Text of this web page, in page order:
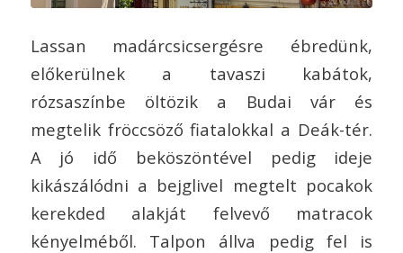
Lassan madárcsicsergésre ébredünk,
előkerülnek a tavaszi kabátok,
rózsaszínbe öltözik a Budai vár és
megtelik fröccsöző fiatalokkal a Deák-tér.
A jó idő beköszöntével pedig ideje
kikászálódni a bejglivel megtelt pocakok
kerekded alakját felvevő matracok
kényelméből. Talpon állva pedig fel is